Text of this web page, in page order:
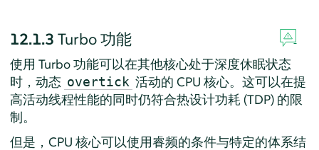
12.1.3 Turbo 功能
使用 Turbo 功能可以在其他核心处于深度休眠状态
时，动态 overtick 活动的 CPU 核心。这可以在提
高活动线程性能的同时仍符合热设计功耗 (TDP) 的限
制。
但是，CPU 核心可以使用睿频的条件与特定的体系结